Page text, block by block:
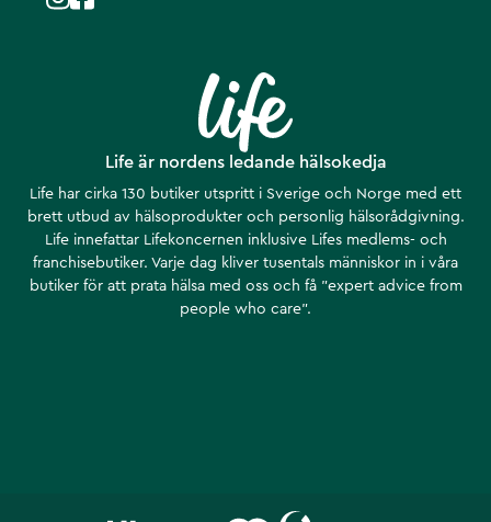
Life är nordens ledande hälsokedja
Life har cirka 130 butiker utspritt i Sverige och Norge med ett
brett utbud av hälsoprodukter och personlig hälsorådgivning.
Life innefattar Lifekoncernen inklusive Lifes medlems- och
franchisebutiker. Varje dag kliver tusentals människor in i våra
butiker för att prata hälsa med oss och få ”expert advice from
people who care”.